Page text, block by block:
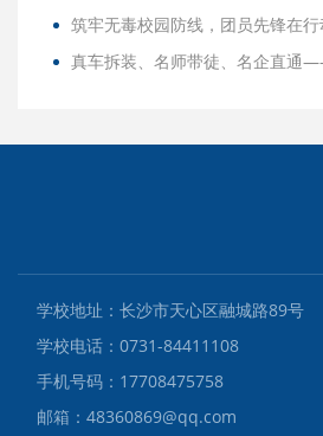
筑牢无毒校园防线，团员先锋在行动 ——我校举办
真车拆装、名师带徒、名企直通——融城理工汽车运用
学校地址：长沙市天心区融城路89号
学校电话：0731-84411108
手机号码：17708475758
邮箱：48360869@qq.com